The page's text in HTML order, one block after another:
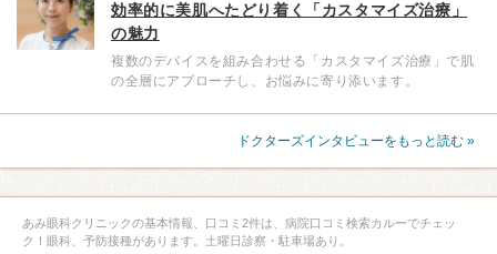
効率的に美肌へたどり着く「カスタマイズ治療」
の魅力
複数のデバイスを組み合わせる「カスタマイズ治療」で肌
の全層にアプローチし、お悩みに寄り添います。
ドクターズインタビューをもっと読む »
あみ眼科クリニックの基本情報、口コミ2件は、病院口コミ検索カルーでチェッ
ク！眼科、予防接種があります。土曜日診察・駐車場あり。